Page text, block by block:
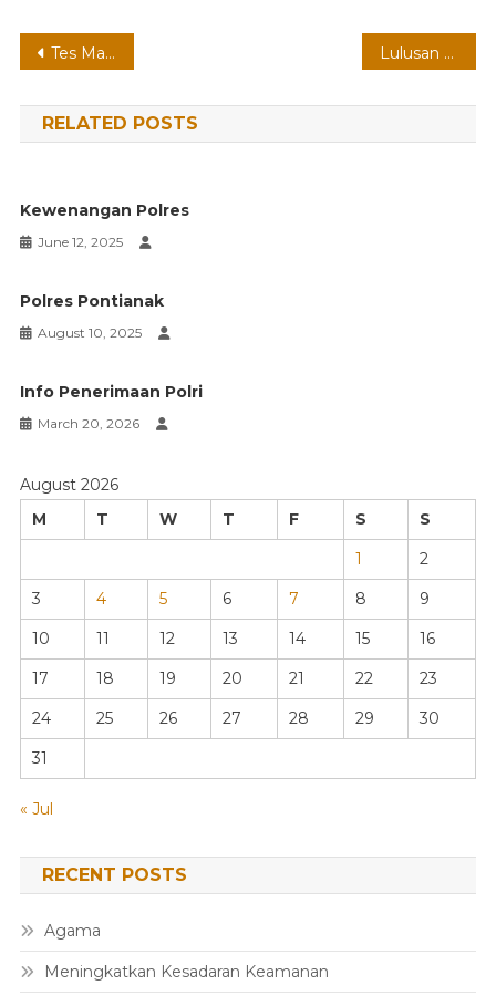
Post
navigation
Tes Masuk Polri Lulusan Akpol
RELATED POSTS
Kewenangan Polres
June 12, 2025
Polres Pontianak
August 10, 2025
Info Penerimaan Polri
March 20, 2026
August 2026
M
T W T F S
S
1
2
3
4 5 6 7 8
9
10
11 12 13 14 15
16
17
18 19 20 21 22
23
24
25 26 27 28 29
30
31
« Jul
RECENT POSTS
Agama
Meningkatkan Kesadaran Keamanan